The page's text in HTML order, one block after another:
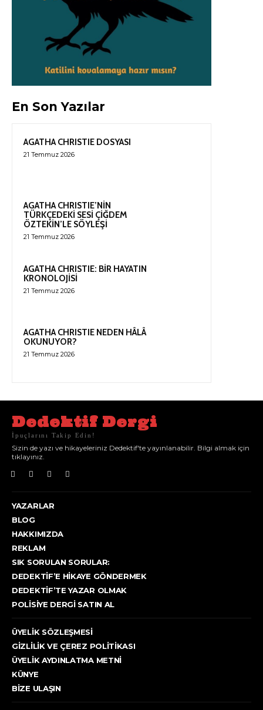
En Son Yazılar
AGATHA CHRISTIE DOSYASI
21 Temmuz 2026
AGATHA CHRISTIE’NİN
TÜRKÇEDEKİ SESİ ÇİĞDEM
ÖZTEKİN’LE SÖYLEŞİ
21 Temmuz 2026
AGATHA CHRISTIE: BİR HAYATIN
KRONOLOJİSİ
21 Temmuz 2026
AGATHA CHRISTIE NEDEN HÂLÂ
OKUNUYOR?
21 Temmuz 2026
Dedektif Dergi
İpuçlarını Takip Edin!
Sizin de yazı ve hikayeleriniz Dedektif'te yayınlanabilir. Bilgi almak için
tıklayınız.
YAZARLAR
BLOG
HAKKIMIZDA
REKLAM
SIK SORULAN SORULAR:
DEDEKTIF’E HIKAYE GÖNDERMEK
DEDEKTIF’TE YAZAR OLMAK
POLISIYE DERGI SATIN AL
ÜYELIK SÖZLEŞMESI
GIZLILIK VE ÇEREZ POLITIKASI
ÜYELIK AYDINLATMA METNI
KÜNYE
BIZE ULAŞIN